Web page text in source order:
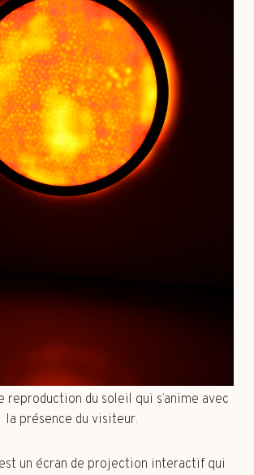
reproduction du soleil qui s’anime avec
la présence du visiteur.
est un écran de projection interactif qui